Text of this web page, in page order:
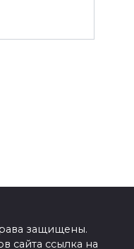
защищены.
сайта ссылка на